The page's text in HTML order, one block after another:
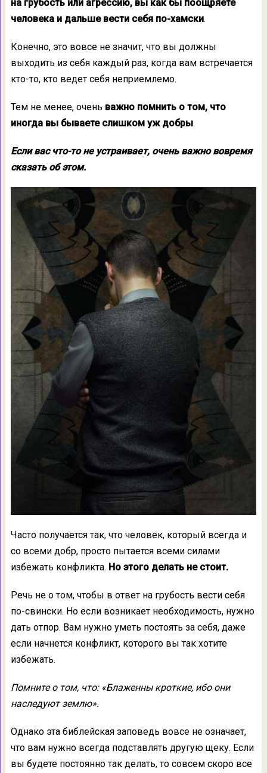
на грубость или агрессию, вы как бы поощряете
человека и дальше вести себя по-хамски.
Конечно, это вовсе не значит, что вы должны
выходить из себя каждый раз, когда вам встречается
кто-то, кто ведет себя неприемлемо.
Тем не менее, очень важно помнить о том, что
иногда вы бываете слишком уж добры.
Если вас что-то не устраивает, очень важно вовремя
сказать об этом.
Часто получается так, что человек, который всегда и
со всеми добр, просто пытается всеми силами
избежать конфликта. Но этого делать не стоит.
Речь не о том, чтобы в ответ на грубость вести себя
по-свински. Но если возникает необходимость, нужно
дать отпор. Вам нужно уметь постоять за себя, даже
если начнется конфликт, которого вы так хотите
избежать.
Помните о том, что: «Блаженны кроткие, ибо они
наследуют землю».
Однако эта библейская заповедь вовсе не означает,
что вам нужно всегда подставлять другую щеку. Если
вы будете постоянно так делать, то совсем скоро все